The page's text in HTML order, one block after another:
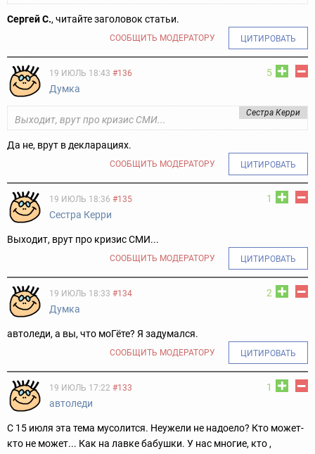
Сергей С., читайте заголовок статьи.
СООБЩИТЬ МОДЕРАТОРУ ЦИТИРОВАТЬ
5
19 ИЮЛЬ 18:43 #136
Думка
Сестра Керри
Выходит, врут про кризис СМИ...
Да не, врут в декларациях.
СООБЩИТЬ МОДЕРАТОРУ ЦИТИРОВАТЬ
1
19 ИЮЛЬ 18:36 #135
Сестра Керри
Выходит, врут про кризис СМИ...
СООБЩИТЬ МОДЕРАТОРУ ЦИТИРОВАТЬ
2
19 ИЮЛЬ 18:33 #134
Думка
aвтоледи, а вы, что моГёте? Я задумался.
СООБЩИТЬ МОДЕРАТОРУ ЦИТИРОВАТЬ
1
19 ИЮЛЬ 17:22 #133
aвтоледи
С 15 июля эта тема мусолится. Неужели не надоело? Кто может-
кто не может... Как на лавке бабушки. У нас многие, кто ,